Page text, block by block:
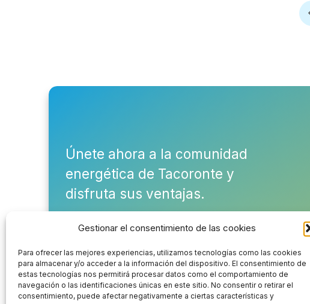
Gestionar el consentimiento de las cookies
Para ofrecer las mejores experiencias, utilizamos tecnologías como las cookies
para almacenar y/o acceder a la información del dispositivo. El consentimiento de
estas tecnologías nos permitirá procesar datos como el comportamiento de
navegación o las identificaciones únicas en este sitio. No consentir o retirar el
consentimiento, puede afectar negativamente a ciertas características y
Únete ahora a la comunidad
energética de Tacoronte y
disfruta sus ventajas.
¡Únete ahora!